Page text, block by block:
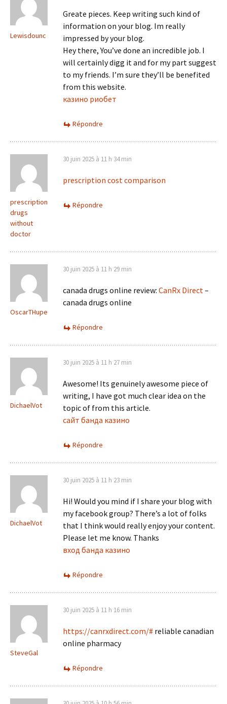
Lewisdounc
Greate pieces. Keep writing such kind of
information on your blog. Im really
impressed by your blog.
Hey there, You’ve done an incredible job. I
will certainly digg it and for my part suggest
to my friends. I’m sure they’ll be benefited
from this website.
казино риобет
Répondre
prescription
drugs
without
doctor
30 juin 2025 à 11 h 34 min
prescription cost comparison
Répondre
OscarTHupe
30 juin 2025 à 11 h 29 min
canada drugs online review: CanRx Direct–
canada drugs online
Répondre
DichaelVot
30 juin 2025 à 11 h 27 min
Awesome! Its genuinely awesome piece of
writing, I have got much clear idea on the
topic of from this article.
сайт банда казино
Répondre
DichaelVot
30 juin 2025 à 11 h 23 min
Hi! Would you mind if I share your blog with
my facebook group? There’s a lot of folks
that I think would really enjoy your content.
Please let me know. Thanks
вход банда казино
Répondre
SteveGal
30 juin 2025 à 11 h 16 min
https://canrxdirect.com/# reliable canadian
online pharmacy
Répondre